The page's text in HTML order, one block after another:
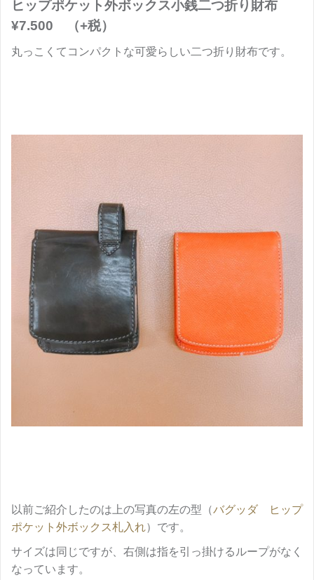
ヒップポケット外ボックス小銭二つ折り財布
¥7.500 （+税）
丸っこくてコンパクトな可愛らしい二つ折り財布です。
以前ご紹介したのは上の写真の左の型（バグッダ ヒップ
ポケット外ボックス札入れ）です。
サイズは同じですが、右側は指を引っ掛けるループがなく
なっています。